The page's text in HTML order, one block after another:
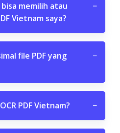
memilih atau
Vietnam saya?
−
file PDF yang
−
PDF Vietnam? −